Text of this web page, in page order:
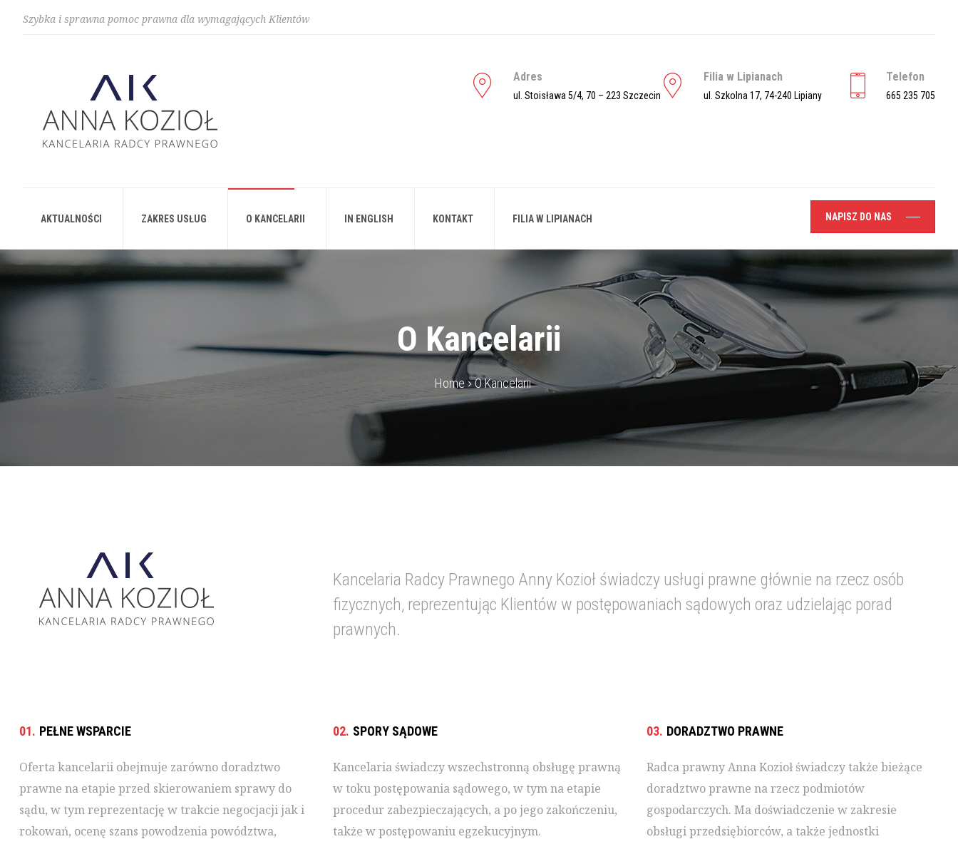
Szybka i sprawna pomoc prawna dla wymagających Klientów
Adres
ul. Stoisława 5/4, 70 – 223 Szczecin
Filia w Lipianach
ul. Szkolna 17, 74-240 Lipiany
Telefon
665 235 705
AKTUALNOŚCI ZAKRES USŁUG O KANCELARII IN ENGLISH KONTAKT FILIA W LIPIANACH NAPISZ DO NAS
O Kancelarii
Home O Kancelarii
Kancelaria Radcy Prawnego Anny Kozioł świadczy usługi prawne głównie na rzecz osób
fizycznych, reprezentując Klientów w postępowaniach sądowych oraz udzielając porad
prawnych.
01. PEŁNE WSPARCIE
Oferta kancelarii obejmuje zarówno doradztwo
prawne na etapie przed skierowaniem sprawy do
sądu, w tym reprezentację w trakcie negocjacji jak i
rokowań, ocenę szans powodzenia powództwa,
02. SPORY SĄDOWE
Kancelaria świadczy wszechstronną obsługę prawną
w toku postępowania sądowego, w tym na etapie
procedur zabezpieczających, a po jego zakończeniu,
także w postępowaniu egzekucyjnym.
03. DORADZTWO PRAWNE
Radca prawny Anna Kozioł świadczy także bieżące
doradztwo prawne na rzecz podmiotów
gospodarczych. Ma doświadczenie w zakresie
obsługi przedsiębiorców, a także jednostki